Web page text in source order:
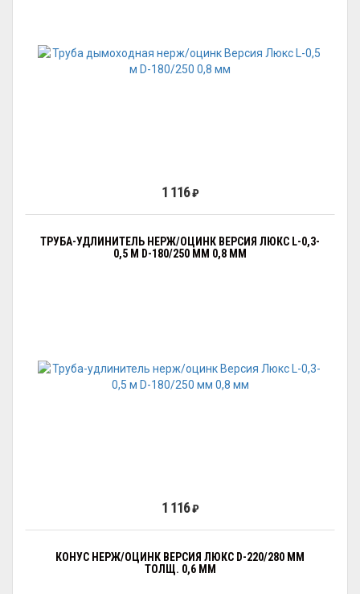
1 116₽
ТРУБА-УДЛИНИТЕЛЬ НЕРЖ/ОЦИНК ВЕРСИЯ ЛЮКС L-0,3-
0,5 М D-180/250 ММ 0,8 ММ
1 116₽
КОНУС НЕРЖ/ОЦИНК ВЕРСИЯ ЛЮКС D-220/280 ММ
ТОЛЩ. 0,6 ММ